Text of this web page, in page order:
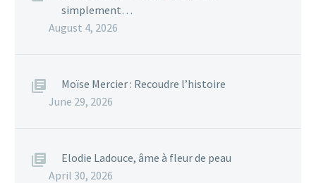
simplement…
August 4, 2026
Moïse Mercier : Recoudre l’histoire
June 29, 2026
Elodie Ladouce, âme à fleur de peau
April 30, 2026